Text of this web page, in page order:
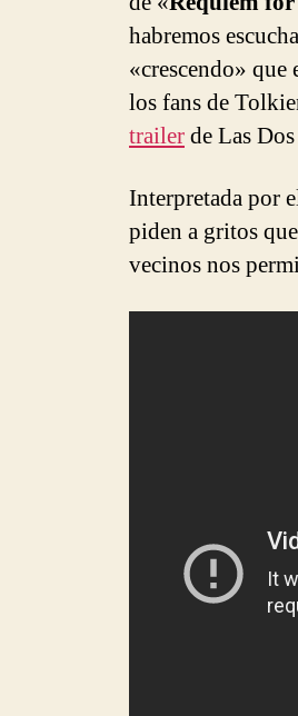
habremos
«crescendo» que
los fans de
trailerde Las
Interpretada por
piden a gritos
vecinos nos